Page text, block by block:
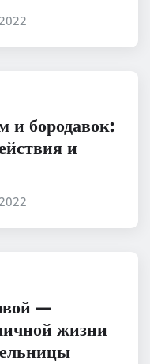
и бородавок:
и
—
жизни